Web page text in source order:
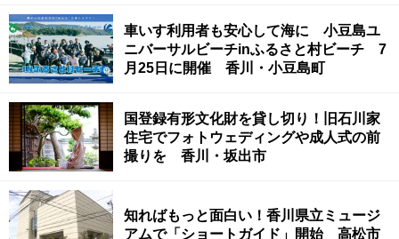
車いす利用者も安心して海に 小豆島ユ
ニバーサルビーチinふるさと村ビーチ 7
月25日に開催 香川・小豆島町
国登録有形文化財を貸し切り！旧石川家
住宅でフォトウェディングや成人式の前
撮りを 香川・坂出市
知ればもっと面白い！香川県立ミュージ
アムで「ショートガイド」開始 高松市